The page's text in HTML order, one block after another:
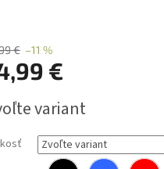
€ –11 %
€
variant